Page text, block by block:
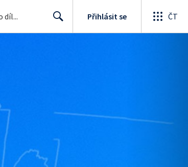
Přihlásit se ČT